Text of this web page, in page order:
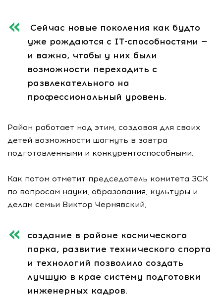
Сейчас новые поколения как будто
уже рождаются с IT-способностями —
и важно, чтобы у них были
возможности переходить с
развлекательного на
профессиональный уровень.
Район работает над этим, создавая для своих
детей возможности шагнуть в завтра
подготовленными и конкурентоспособными.
Как потом отметит председатель комитета ЗСК
по вопросам науки, образования, культуры и
делам семьи Виктор Чернявский,
создание в районе космического
парка, развитие технического спорта
и технологий позволило создать
лучшую в крае систему подготовки
инженерных кадров.